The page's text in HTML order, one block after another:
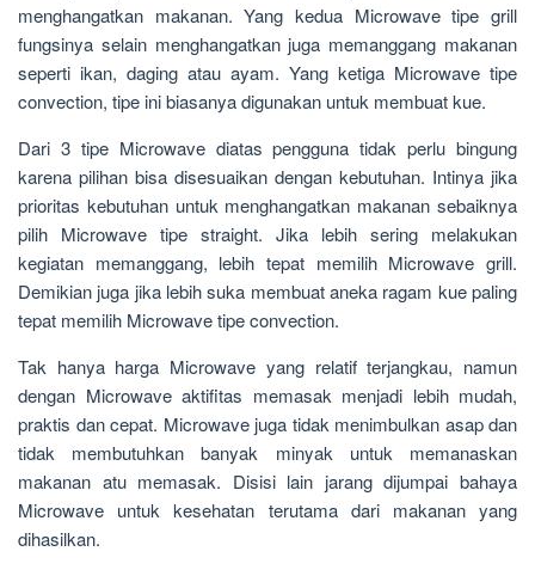
menghangatkan makanan. Yang kedua Microwave tipe grill
fungsinya selain menghangatkan juga memanggang makanan
seperti ikan, daging atau ayam. Yang ketiga Microwave tipe
convection, tipe ini biasanya digunakan untuk membuat kue.
Dari 3 tipe Microwave diatas pengguna tidak perlu bingung
karena pilihan bisa disesuaikan dengan kebutuhan. Intinya jika
prioritas kebutuhan untuk menghangatkan makanan sebaiknya
pilih Microwave tipe straight. Jika lebih sering melakukan
kegiatan memanggang, lebih tepat memilih Microwave grill.
Demikian juga jika lebih suka membuat aneka ragam kue paling
tepat memilih Microwave tipe convection.
Tak hanya harga Microwave yang relatif terjangkau, namun
dengan Microwave aktifitas memasak menjadi lebih mudah,
praktis dan cepat. Microwave juga tidak menimbulkan asap dan
tidak membutuhkan banyak minyak untuk memanaskan
makanan atu memasak. Disisi lain jarang dijumpai bahaya
Microwave untuk kesehatan terutama dari makanan yang
dihasilkan.